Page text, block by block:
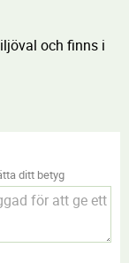
och finns i
ditt betyg